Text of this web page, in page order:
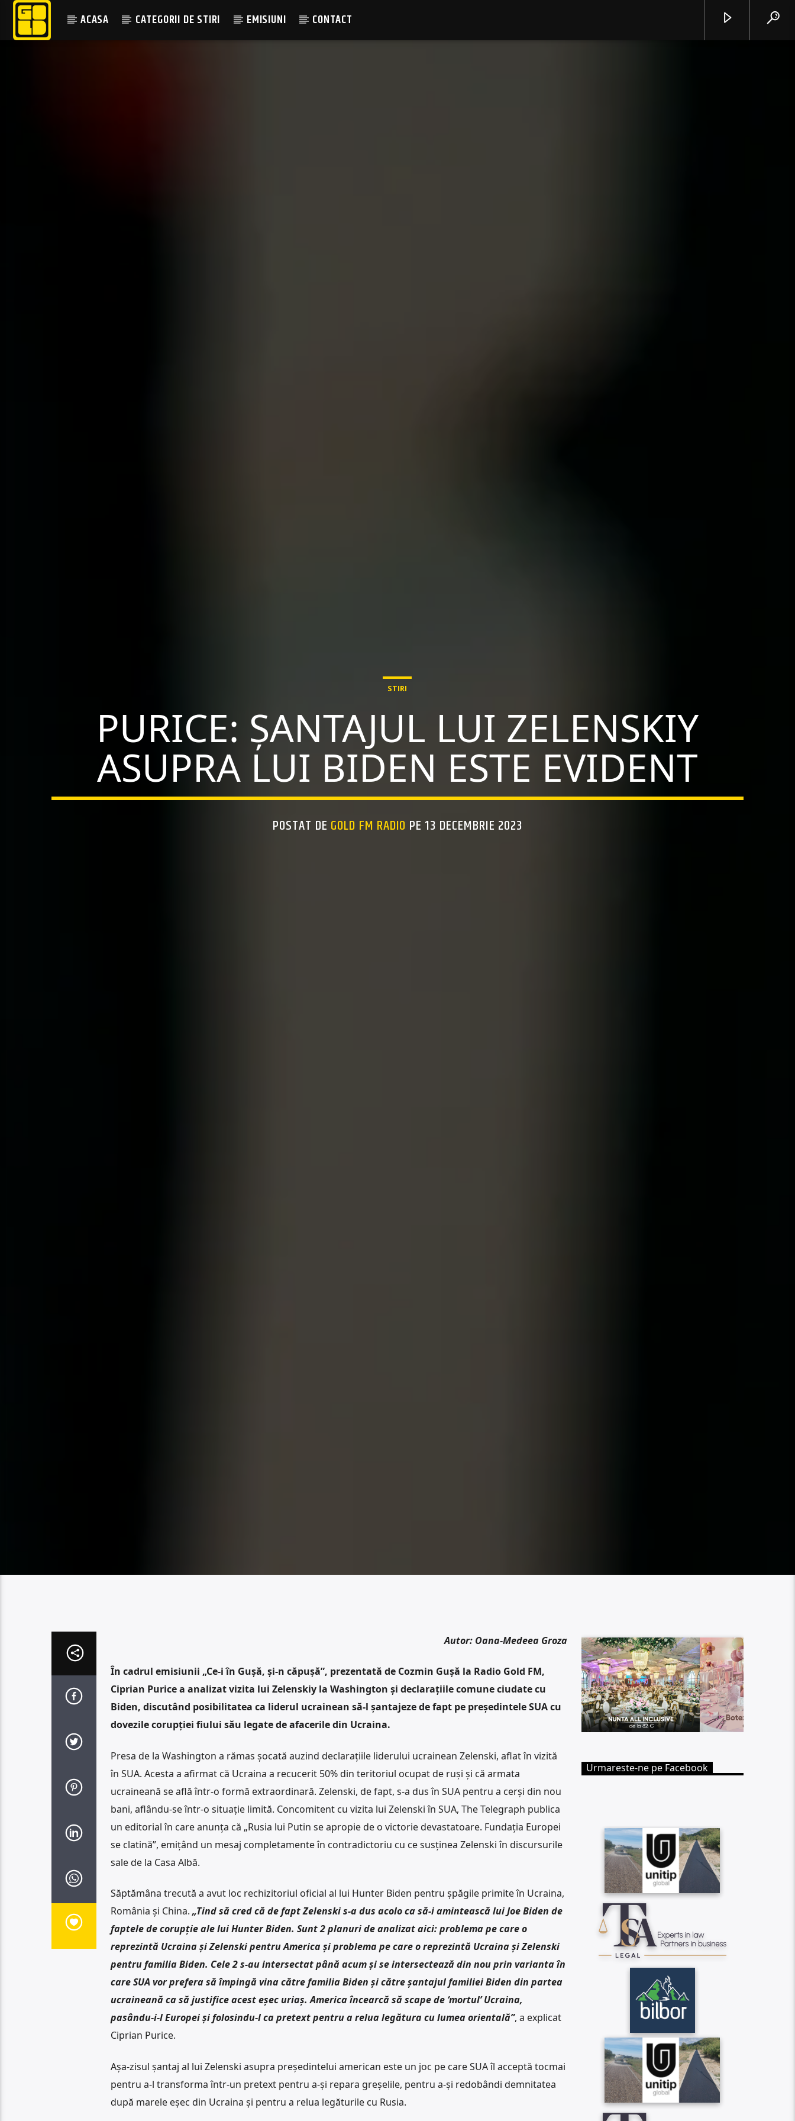
ACASA CATEGORII DE STIRI EMISIUNI CONTACT
STIRI
PURICE: ȘANTAJUL LUI ZELENSKIY
ASUPRA LUI BIDEN ESTE EVIDENT
POSTAT DE GOLD FM RADIO PE 13 DECEMBRIE 2023
Autor: Oana-Medeea Groza
În cadrul emisiunii „Ce-i în Gușă, și-n căpușă”, prezentată de Cozmin Gușă la Radio Gold FM,
Ciprian Purice a analizat vizita lui Zelenskiy la Washington și declarațiile comune ciudate cu
Biden, discutând posibilitatea ca liderul ucrainean să-l șantajeze de fapt pe președintele SUA cu
dovezile corupției fiului său legate de afacerile din Ucraina.
Presa de la Washington a rămas șocată auzind declarațiile liderului ucrainean Zelenski, aflat în vizită
în SUA. Acesta a afirmat că Ucraina a recucerit 50% din teritoriul ocupat de ruși și că armata
ucraineană se află într-o formă extraordinară. Zelenski, de fapt, s-a dus în SUA pentru a cerși din nou
bani, aflându-se într-o situație limită. Concomitent cu vizita lui Zelenski în SUA, The Telegraph publica
un editorial în care anunța că „Rusia lui Putin se apropie de o victorie devastatoare. Fundația Europei
se clatină”, emițând un mesaj completamente în contradictoriu cu ce susținea Zelenski în discursurile
sale de la Casa Albă.
Săptămâna trecută a avut loc rechizitoriul oficial al lui Hunter Biden pentru șpăgile primite în Ucraina,
România și China. „Tind să cred că de fapt Zelenski s-a dus acolo ca să-i amintească lui Joe Biden de
faptele de corupție ale lui Hunter Biden. Sunt 2 planuri de analizat aici: problema pe care o
reprezintă Ucraina și Zelenski pentru America și problema pe care o reprezintă Ucraina și Zelenski
pentru familia Biden. Cele 2 s-au intersectat până acum și se intersectează din nou prin varianta în
care SUA vor prefera să împingă vina către familia Biden și către șantajul familiei Biden din partea
ucraineană ca să justifice acest eșec uriaș. America încearcă să scape de ‘mortul’Ucraina,
pasându-i-l Europei și folosindu-l ca pretext pentru a relua legătura cu lumea orientală”, a explicat
Ciprian Purice.
Așa-zisul șantaj al lui Zelenski asupra președintelui american este un joc pe care SUA îl acceptă tocmai
pentru a-l transforma într-un pretext pentru a-și repara greșelile, pentru a-și redobândi demnitatea
după marele eșec din Ucraina și pentru a relua legăturile cu Rusia.
Urmareste-ne pe Facebook